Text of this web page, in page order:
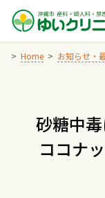
Skip
content
Home お知らせ・
砂糖中
ココナ